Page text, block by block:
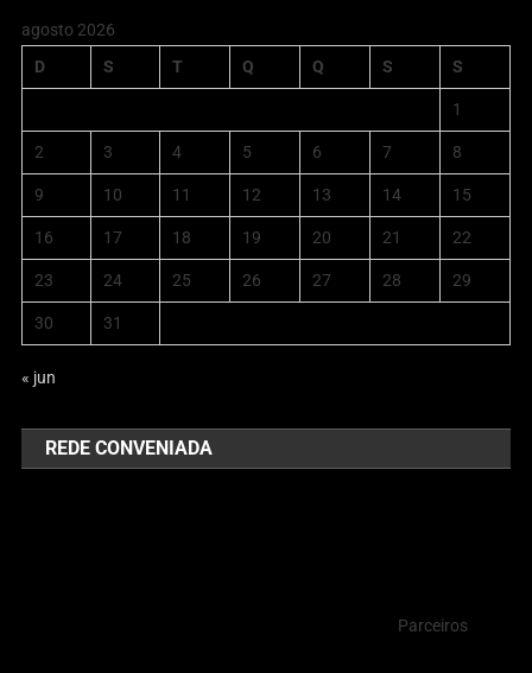
agosto 2026
D
S T Q Q S S
1
2 3 4 5 6 7 8
9 10 11 12 13 14 15
16 17 18 19 20 21 22
23 24 25 26 27 28 29
30 31
« jun
REDE CONVENIADA
Parceiros